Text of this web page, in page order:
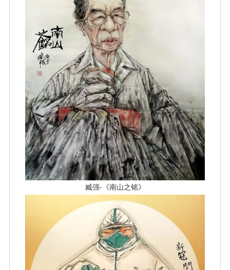
臧强-《南山之铭》